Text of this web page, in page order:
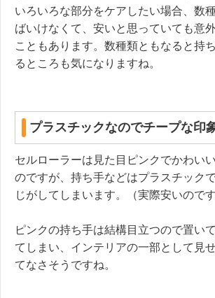
いろいろな部分をケアしたい場合、数
ばいけなくて、安いと思っていても意
こともあります。数種類ともなると持
るところも気になりますね。
プラスチックなのでチープな印
セルローラーは見た目ピンクでかわい
のですが、持ち手などはプラスチック
じがしてしまいます。（実際安いので
ピンクの持ち手は結構目立つので置い
てしまい、インテリアの一部として見
てなさそうですね。